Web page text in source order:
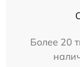
Более 20